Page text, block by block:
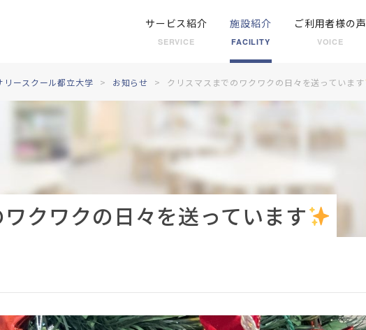
サービス紹介
SERVICE
施設紹介
FACILITY
ご利用者様の声
VOICE
リースクール都立大学 お知らせ クリスマスまでのワクワクの日々を送っています
クワクの日々を送っています